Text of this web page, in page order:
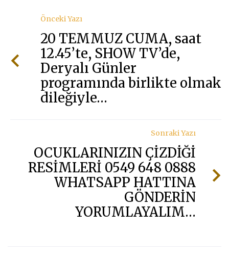
Önceki Yazı
20 TEMMUZ CUMA, saat
12.45’te, SHOW TV’de,
Deryalı Günler
programında birlikte olmak
dileğiyle…
Sonraki Yazı
OCUKLARINIZIN ÇİZDİĞİ
RESİMLERİ 0549 648 0888
WHATSAPP HATTINA
GÖNDERİN
YORUMLAYALIM…